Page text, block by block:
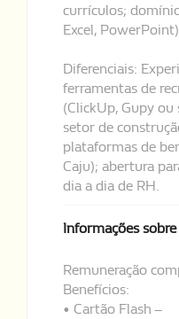
currículos;
Excel,
Diferenciais:
ferramentas de
(ClickUp, Gupy
setor de
plataformas de
Caju); abertura
dia a dia de RH.
Informações
Remuneração
Benefícios:
• Cartão Flash –